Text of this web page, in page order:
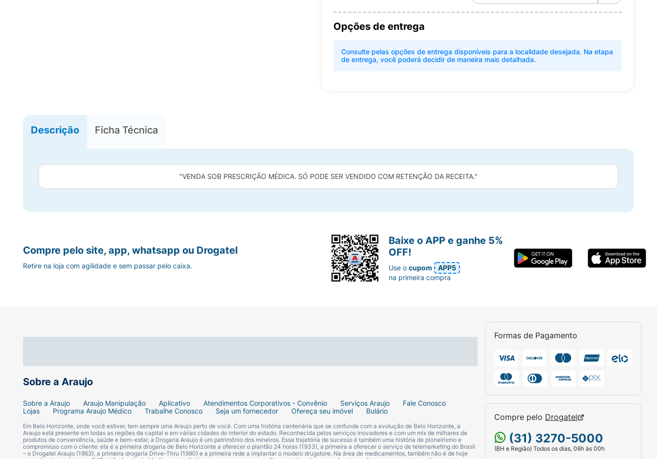
Opções de entrega
Consulte pelas opções de entrega disponíveis para a localidade desejada. Na etapa
de entrega, você poderá decidir de maneira mais detalhada.
Descrição Ficha Técnica
"VENDA SOB PRESCRIÇÃO MÉDICA. SÓ PODE SER VENDIDO COM RETENÇÃO DA RECEITA."
Sobre a Araujo
Sobre a Araujo Araujo Manipulação Aplicativo Atendimentos Corporativos - Convênio Serviços Araujo
Fale Conosco
Lojas
Programa Araujo Médico Trabalhe Conosco Seja um fornecedor Ofereça seu imóvel Bulário
Em Belo Horizonte, onde você estiver, tem sempre uma Araujo perto de você. Com uma história centenária que se confunde com a evolução de Belo Horizonte, a
Araujo está presente em todas as regiões da capital e em várias cidades do interior do estado. Reconhecida pelos serviços inovadores e com um mix de milhares de
produtos de conveniência, saúde e bem-estar, a Drogaria Araujo é um patrimônio dos mineiros. Essa trajetória de sucesso é também uma história de pioneirismo e
compromisso com o cliente: ela é a primeira drogaria de Belo Horizonte a oferecer o plantão 24 horas (1933), a primeira a oferecer o serviço de telemarketing do Brasil
– o Drogatel Araujo (1963), a primeira drogaria Drive-Thru (1990) e a primeira rede a implantar o modelo drugstore. Na área de medicamentos, também não é de hoje
Formas de Pagamento
Compre pelo Drogatel
(31) 3270-5000
(BH e Região) Todos os dias, 06h às 00h
Compre pelo site, app, whatsapp ou Drogatel
Retire na loja com agilidade e sem passar pelo caixa.
Baixe o APP e ganhe 5%
OFF!
Use ocupom
APP5
na primeira compra